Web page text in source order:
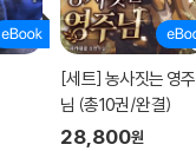
[세트] 농사짓는 영주
님 (총10권/완결)
28,800원